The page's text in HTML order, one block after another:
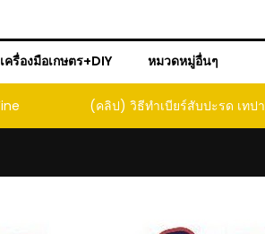
เครื่องมือเกษตร+DIY หมวดหมู่อื่นๆ
(คลิป) วิธีทำเบียร์สับปะรด เทปาเช่